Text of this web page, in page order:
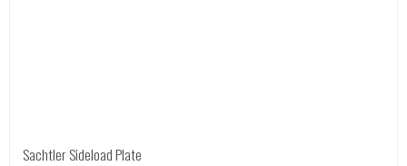
Sachtler Sideload Plate